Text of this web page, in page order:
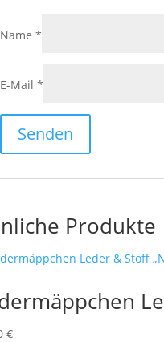
Name*
E-Mail*
Produkte
€